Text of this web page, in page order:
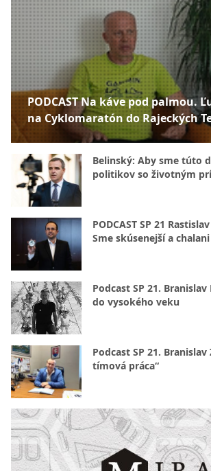
PODCAST Na káve pod palmou.
na Cyklomaratón do Rajeckých
Belinský: Aby sme túto
politikov so životným
PODCAST SP 21
Sme skúsenejší a
Podcast SP 21.
do vysokého veku
Podcast SP 21.
tímová práca“